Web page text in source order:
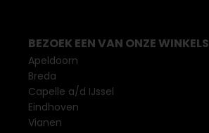
BEZOEK EEN VAN ONZE WINKELS
Apeldoorn
Breda
Capelle a/d IJssel
Eindhoven
Vianen